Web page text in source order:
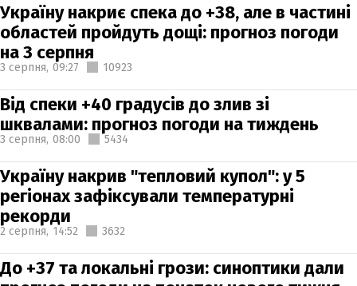
Україну накриє спека до +38, але в частині
областей пройдуть дощі: прогноз погоди
на 3 серпня
3 серпня, 09:27 10923
Від спеки +40 градусів до злив зі
шквалами: прогноз погоди на тиждень
3 серпня, 08:00 5434
Україну накрив "тепловий купол": у 5
регіонах зафіксували температурні
рекорди
2 серпня, 14:52 3632
До +37 та локальні грози: синоптики дали